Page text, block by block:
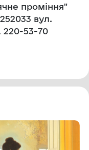
проміння"
вул.
220-53-70